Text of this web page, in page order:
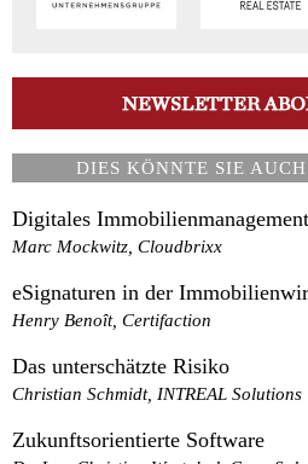
DIES KÖNNTE SIE
Digitales Immobilienmanagement
Marc Mockwitz, Cloudbrixx
eSignaturen in der
Henry Benoît, Certifaction
Das unterschätzte Risiko
Christian Schmidt, INTREAL Solutions
Zukunftsorientierte Software